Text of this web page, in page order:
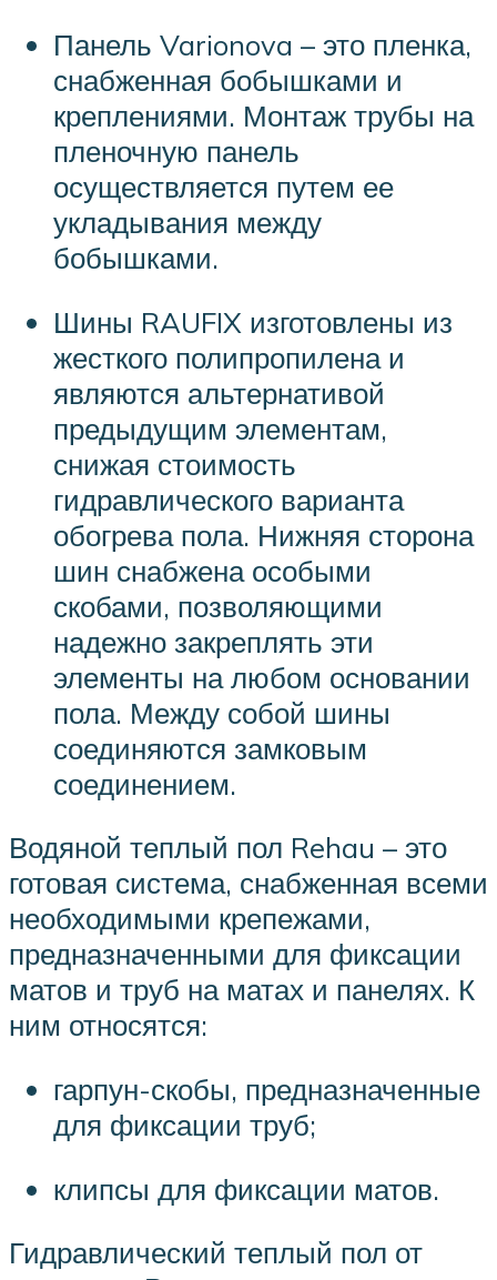
Панель Varionova – это пленка,
снабженная бобышками и
креплениями. Монтаж трубы на
пленочную панель
осуществляется путем ее
укладывания между
бобышками.
Шины RAUFIX изготовлены из
жесткого полипропилена и
являются альтернативой
предыдущим элементам,
снижая стоимость
гидравлического варианта
обогрева пола. Нижняя сторона
шин снабжена особыми
скобами, позволяющими
надежно закреплять эти
элементы на любом основании
пола. Между собой шины
соединяются замковым
соединением.
Водяной теплый пол Rehau – это
готовая система, снабженная всеми
необходимыми крепежами,
предназначенными для фиксации
матов и труб на матах и панелях. К
ним относятся:
гарпун-скобы, предназначенные
для фиксации труб;
клипсы для фиксации матов.
Гидравлический теплый пол от